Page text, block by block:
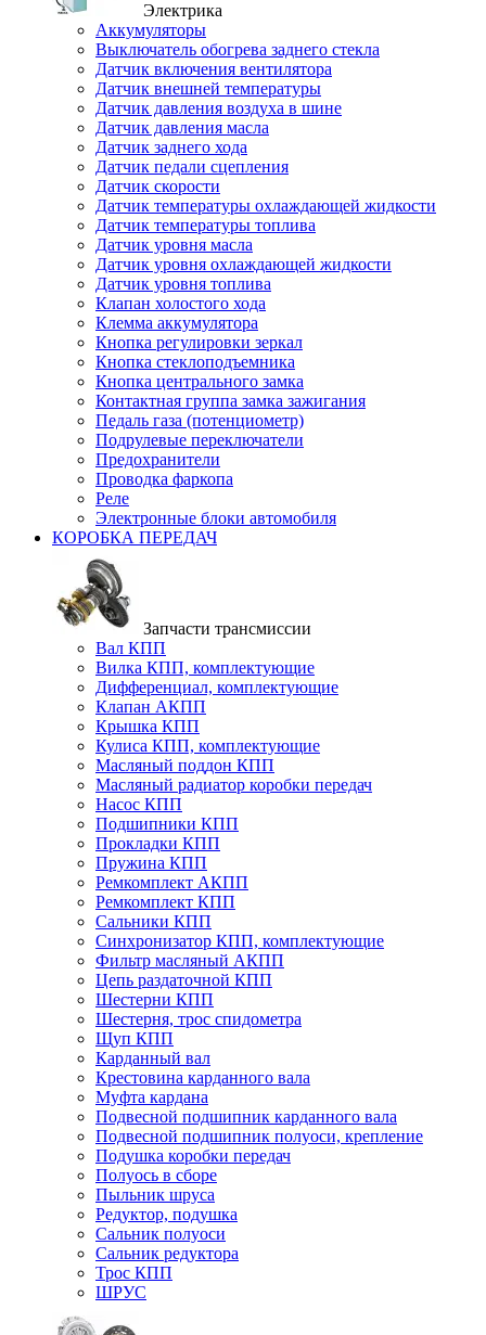
Электрика
Аккумуляторы
Выключатель обогрева заднего стекла
Датчик включения вентилятора
Датчик внешней температуры
Датчик давления воздуха в шине
Датчик давления масла
Датчик заднего хода
Датчик педали сцепления
Датчик скорости
Датчик температуры охлаждающей жидкости
Датчик температуры топлива
Датчик уровня масла
Датчик уровня охлаждающей жидкости
Датчик уровня топлива
Клапан холостого хода
Клемма аккумулятора
Кнопка регулировки зеркал
Кнопка стеклоподъемника
Кнопка центрального замка
Контактная группа замка зажигания
Педаль газа (потенциометр)
Подрулевые переключатели
Предохранители
Проводка фаркопа
Реле
Электронные блоки автомобиля
КОРОБКА ПЕРЕДАЧ
Запчасти трансмиссии
Вал КПП
Вилка КПП, комплектующие
Дифференциал, комплектующие
Клапан АКПП
Крышка КПП
Кулиса КПП, комплектующие
Масляный поддон КПП
Масляный радиатор коробки передач
Насос КПП
Подшипники КПП
Прокладки КПП
Пружина КПП
Ремкомплект АКПП
Ремкомплект КПП
Сальники КПП
Синхронизатор КПП, комплектующие
Фильтр масляный АКПП
Цепь раздаточной КПП
Шестерни КПП
Шестерня, трос спидометра
Щуп КПП
Карданный вал
Крестовина карданного вала
Муфта кардана
Подвесной подшипник карданного вала
Подвесной подшипник полуоси, крепление
Подушка коробки передач
Полуось в сборе
Пыльник шруса
Редуктор, подушка
Сальник полуоси
Сальник редуктора
Трос КПП
ШРУС